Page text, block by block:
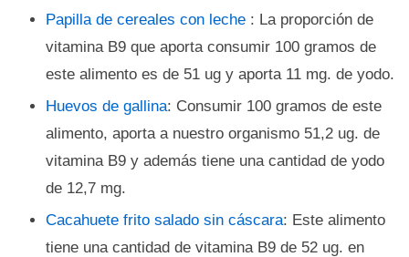
Papilla de cereales con leche : La proporción de
vitamina B9 que aporta consumir 100 gramos de
este alimento es de 51 ug y aporta 11 mg. de yodo.
Huevos de gallina: Consumir 100 gramos de este
alimento, aporta a nuestro organismo 51,2 ug. de
vitamina B9 y además tiene una cantidad de yodo
de 12,7 mg.
Cacahuete frito salado sin cáscara: Este alimento
tiene una cantidad de vitamina B9 de 52 ug. en